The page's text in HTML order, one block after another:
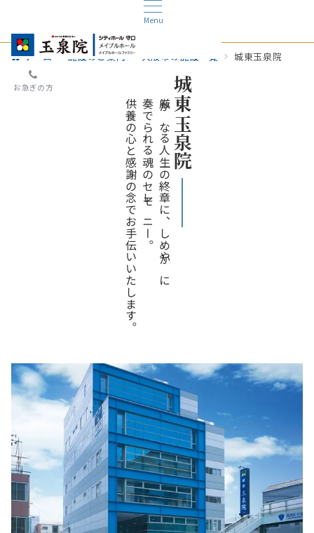
Menu
お急ぎの方
ホーム 施設のご案内 大阪市の施設一覧 城東玉泉院
厳かなる人生の終章に、しめやかに
奏
でられる魂のセレモニー。
供養の心と感謝の念でお手伝いいたします。 城東玉泉院